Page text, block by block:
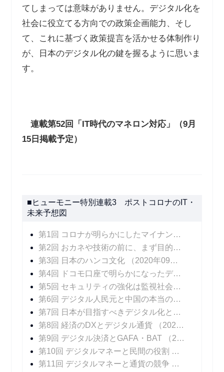
てしまっては意味がありません。デジタル化を
社会に役立てる方向での政策企画能力、そし
て、これに基づく政策提言を活かせる体制作り
が、日本のデジタル化の鍵を握るように思いま
す。
連載第52回「 IT時代のマネロン対応」（9月
15日掲載予定）
■ヒューモニー特別連載3 ポストコロナのIT・
未来予想図
第1回 コロナが明らかにしたマイナンバーカードの課題
第2回 おカネや技術の前に、まず目的の明確化を
第3回 日本のハンコ文化
（2020年09月30日 掲載）
第4回 ドコモ口座で明らかになったデジタル決済のリスクにどう対処するか
第5回 セキュリティの強化は監視社会を招くのか
第6回 デジタル人民元と中国の本当の狙い
第7回 日本が目指すべきデジタル化とは――ビッグデータと個人の尊厳
第8回 経済のDXとデジタル通貨
（2020年11月04日 掲載）
第9回 デジタル決済とGAFA・BAT
（2020年11月11日 掲載）
第10回 デジタルマネーと民間の役割
（2020年11
第11回 デジタルマネーと通貨の競争
（2020年11